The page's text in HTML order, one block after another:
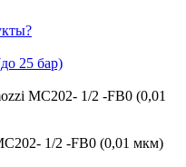
25 бар)
МС202- 1/2 -FB0 (0,01
1/2 -FB0 (0,01 мкм)